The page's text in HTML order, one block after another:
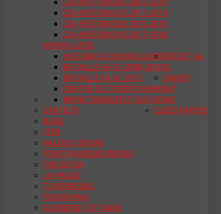
CSA HISTORIQUE 2011-2014
CSA HISTORIQUE 2015-2016
CSA HISTORIQUE 2017-2018
MORVILLIERS
HISTORIQUE MORVILLIERSPROJET FA-
VL
BATAILLE FA-VL 2008-2010
BATAILLE FA-VL 2012
DAHER
EPOTHEMONT
CENTRE DE TRI
NOGENT-SUR-SEINE
IMPACTS
UNITECH
BURE
ITER
VALDUC (DIJON)
PONTFAVERGER (REIMS)
TRICASTIN
LA HAGUE
TCHERNOBYL
FUKUSHIMA
GUDMONT DIT NON
CIGÉO PAPERS